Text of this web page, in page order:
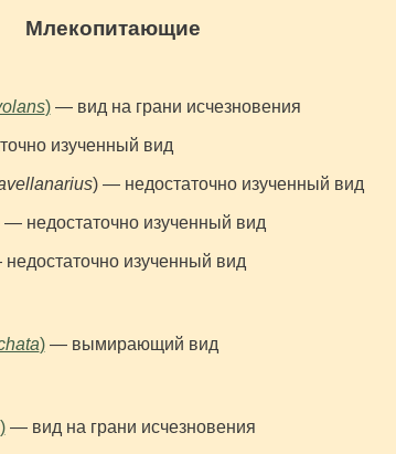
Млекопитающие
)— вид на грани исчезновения
изученный вид
) — недостаточно изученный вид
— недостаточно изученный вид
изученный вид
)— вымирающий вид
)— вид на грани исчезновения